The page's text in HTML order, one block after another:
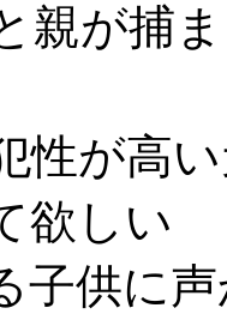
親が捕
性が高
欲しい
子供に